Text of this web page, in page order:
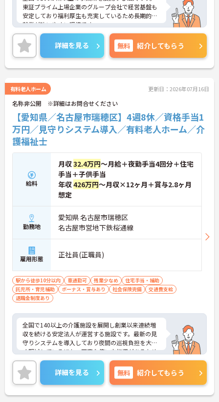
東証プライム上場企業のグループ会社で経営基盤も
安定しており福利厚生も充実しているため長期的な
就業が叶いやすい環境です。
また、キャリアパス制度が整っているので、経験が
浅い方・ブランクがある方も高い目標をもって仕事
に取り組んでいただけます◎
ご興味ある方には、面接対策ポイントなど、さらに
詳細をお話しいたしますのでお気軽にご相談くださ
詳細を見る 無料 紹介してもらう
有料老人ホーム 更新日：2026年07月16日
名称非公開 ※詳細はお問合せください
【愛知県／名古屋市瑞穂区】4週8休／資格手当1
万円／見守りシステム導入／有料老人ホーム／介
護福祉士
給料
月収32.4万円～月給＋夜勤手当4回分＋住宅
手当＋子供手当
年収426万円～月収×12ヶ月＋賞与2.8ヶ月
想定
勤務地
愛知県 名古屋市瑞穂区
名古屋市営地下鉄桜通線
雇用形態 正社員(正職員)
駅から徒歩10分以内 車通勤可 残業少なめ
住宅手当・補助
託児所・育児補助
ボーナス・賞与あり 社会保険完備
交通費支給
退職金制度あり
全国で140以上の介護施設を展開し創業以来連続増
収を続ける安定法人が運営する施設です。最新の見
守りシステムを導入しており夜間の巡視負担を大き
く軽減しているほか、丁寧な使い方指導があるため
安心して業務を始められます。月平均残業10時間程
度、住宅手当や子供手当、1食300円の食事補助など
生活を支える福利厚生が大変充実しています。『ハ
タラクエール2023』の認証も取得しており、資格取
得支援や職種別研修制度を通じて着実なキャリアア
詳細を見る 無料 紹介してもらう